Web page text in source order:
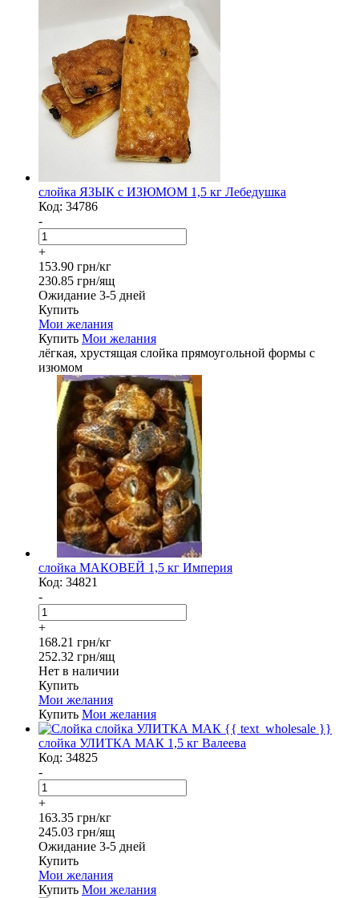
слойка ЯЗЫК с ИЗЮМОМ 1,5 кг Лебедушка
Код: 34786
-
+
153.90 грн/кг
230.85 грн/ящ
Ожидание 3-5 дней
Купить
Мои желания
Купить Мои желания
лёгкая, хрустящая слойка прямоугольной формы с
изюмом
слойка МАКОВЕЙ 1,5 кг Империя
Код: 34821
-
+
168.21 грн/кг
252.32 грн/ящ
Нет в наличии
Купить
Мои желания
Купить Мои желания
слойка УЛИТКА МАК 1,5 кг Валеева
Код: 34825
-
+
163.35 грн/кг
245.03 грн/ящ
Ожидание 3-5 дней
Купить
Мои желания
Купить Мои желания